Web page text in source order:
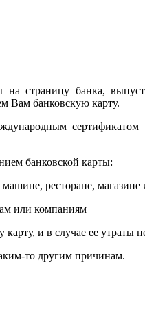
страницу банка,
Вам банковскую карту.
банковской карты:
ресторане, магазине
или компаниям
и в случае ее утраты
то другим причинам.